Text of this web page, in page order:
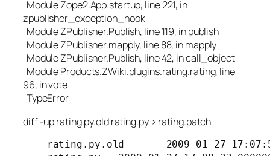
Module Zope2.App.startup, line 221, in
zpublisher_exception_hook
Module ZPublisher.Publish, line 119, in publish
Module ZPublisher.mapply, line 88, in mapply
Module ZPublisher.Publish, line 42, in call_object
Module Products.ZWiki.plugins.rating.rating, line
96, in vote
TypeError
diff -up rating.py.old rating.py > rating.patch
--- rating.py.old       2009-01-27